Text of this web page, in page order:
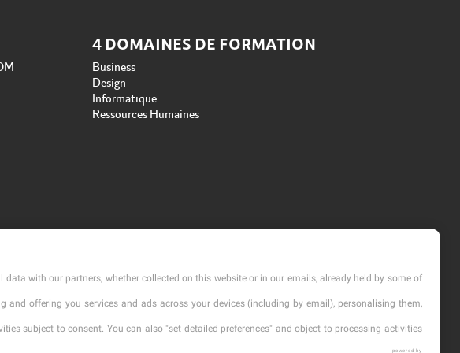
4 DOMAINES DE FORMATION
Business
Design
Informatique
Ressources Humaines
with our partners, whether collected on this website or in our emails, already held by some of
and offering you services and ads across your devices (including by email), personalising them,
subject to consent. You can also "set detailed preferences" and object to processing activities
powered by